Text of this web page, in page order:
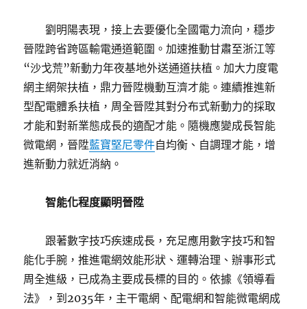
劉明陽表現，接上去要優化全國電力流向，穩步
晉陞跨省跨區輸電通道範圍。加速推動甘肅至浙江等
“沙戈荒”新動力年夜基地外送通道扶植。加大力度電
網主網架扶植，鼎力晉陞機動互濟才能。連續推進新
型配電體系扶植，周全晉陞其對分布式新動力的採取
才能和對新業態成長的適配才能。隨機應變成長智能
微電網，晉陞藍寶堅尼零件自均衡、自調理才能，增
進新動力就近消納。
智能化程度顯明晉陞
跟著數字技巧疾速成長，充足應用數字技巧和智
能化手腕，推進電網效能形狀、運轉治理、辦事形式
周全進級，已成為主要成長標的目的。依據《領導看
法》，到2035年，主干電網、配電網和智能微電網成